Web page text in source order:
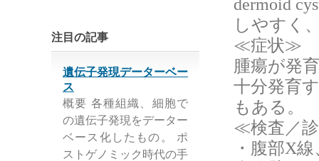
dermoid
しやすく
≪症状≫
腫瘍が発
十分発育
もある。
≪検査／
・腹部X線
注目の記事
遺伝子発現データーベー
ス
概要 各種組織、細胞で
の遺伝子発現をデーター
ベース化したもの。 ポ
ストゲノミック時代の手